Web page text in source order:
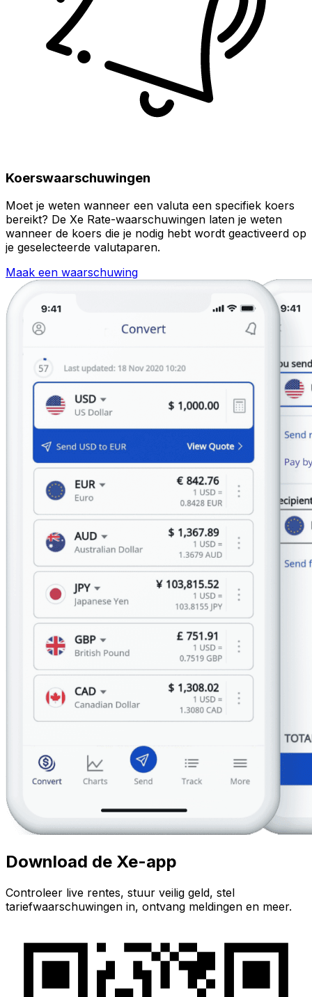
Koerswaarschuwingen
Moet je weten wanneer een valuta een specifiek koers
bereikt? De Xe Rate-waarschuwingen laten je weten
wanneer de koers die je nodig hebt wordt geactiveerd op
je geselecteerde valutaparen.
Maak een waarschuwing
Download de Xe-app
Controleer live rentes, stuur veilig geld, stel
tariefwaarschuwingen in, ontvang meldingen en meer.